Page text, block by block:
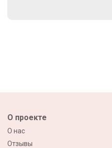
О проекте
О нас
Отзывы